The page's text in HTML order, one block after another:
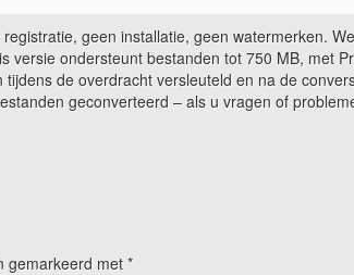
geen installatie, geen watermerken.
versie ondersteunt bestanden tot 750 MB, met
de overdracht versleuteld en na de
geconverteerd – als u vragen of
gemarkeerd met *